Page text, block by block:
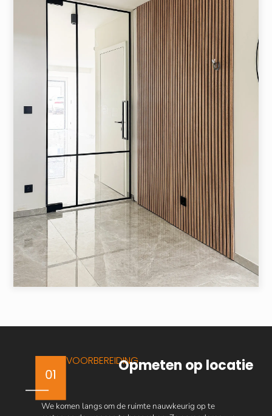
VOORBEREIDINGOpmeten op locatie
We komen langs om de ruimte nauwkeurig op te